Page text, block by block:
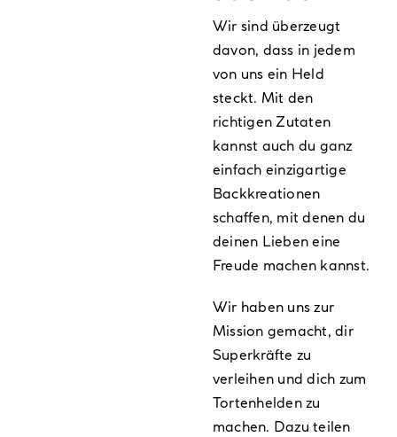
gewählt
werden
Wir sind überzeugt
davon, dass in jedem
von uns ein Held
steckt. Mit den
richtigen Zutaten
kannst auch du ganz
einfach einzigartige
Backkreationen
schaffen, mit denen du
deinen Lieben eine
Freude machen kannst.
Wir haben uns zur
Mission gemacht, dir
Superkräfte zu
verleihen und dich zum
Tortenhelden zu
machen. Dazu teilen